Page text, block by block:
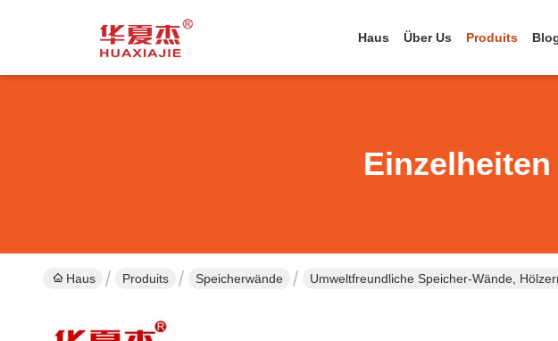
Haus Über Us Produits
Haus Produits Speicherwände Umweltfreundliche Speicher-Wände,